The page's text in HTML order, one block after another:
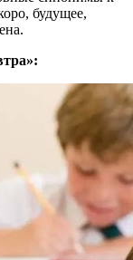
будущее,